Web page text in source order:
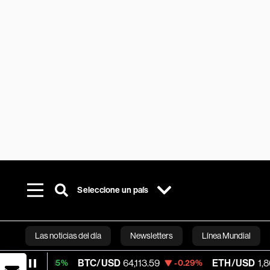
Seleccione un país
Las noticias del día Newsletters Línea Mundial
Bloomberg
BTC/USD 64,113.59 -0.29% ETH/USD 1,866.72 -